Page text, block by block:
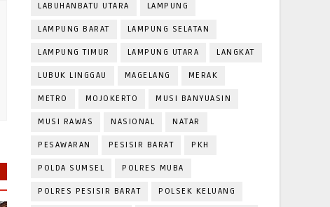
LABUHANBATU UTARA LAMPUNG
LAMPUNG BARAT LAMPUNG SELATAN
LAMPUNG TIMUR LAMPUNG UTARA LANGKAT
LUBUK LINGGAU MAGELANG MERAK
METRO MOJOKERTO MUSI BANYUASIN
MUSI RAWAS NASIONAL NATAR
PESAWARAN PESISIR BARAT PKH
POLDA SUMSEL POLRES MUBA
POLRES PESISIR BARAT POLSEK KELUANG